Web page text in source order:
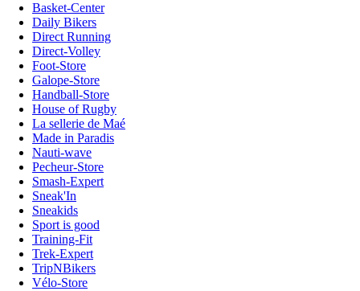
Basket-Center
Daily Bikers
Direct Running
Direct-Volley
Foot-Store
Galope-Store
Handball-Store
House of Rugby
La sellerie de Maé
Made in Paradis
Nauti-wave
Pecheur-Store
Smash-Expert
Sneak'In
Sneakids
Sport is good
Training-Fit
Trek-Expert
TripNBikers
Vélo-Store